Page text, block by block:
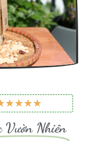
★★★★5
5
Vườn Nhiên